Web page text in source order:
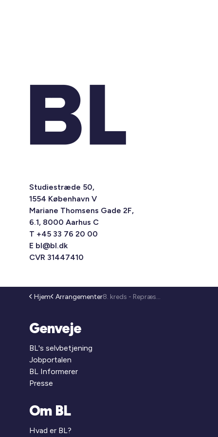
Studiestræde 50,
1554 København V
Mariane Thomsens Gade 2F,
6.1, 8000 Aarhus C
T +45 33 76 20 00
E bl@bl.dk
CVR 31447410
Hjem Arrangementer 8. kreds - Repræsentantmøde (25-221)
Genveje
BL's selvbetjening
Jobportalen
BL Informerer
Presse
Om BL
Hvad er BL?